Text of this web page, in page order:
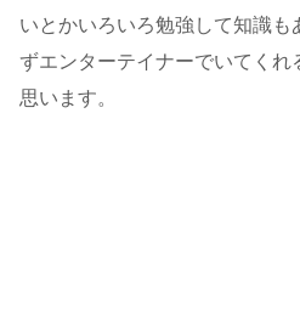
いとかいろいろ勉強して知識
ずエンターテイナーでいてくれ
思います。